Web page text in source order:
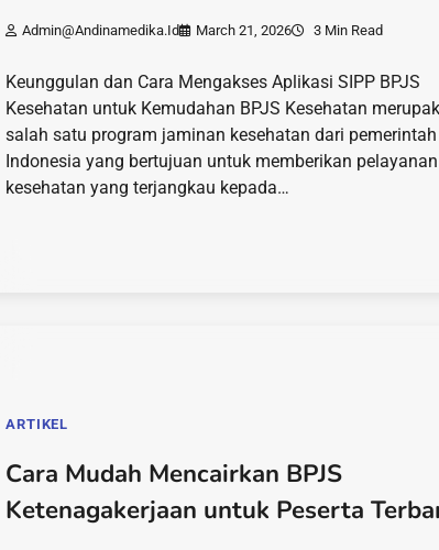
Admin@andinamedika.id March 21, 2026 3 Min Read
Keunggulan dan Cara Mengakses Aplikasi SIPP BPJS
Kesehatan untuk Kemudahan BPJS Kesehatan
salah satu program jaminan kesehatan dari pemerintah
Indonesia yang bertujuan untuk memberikan pelayanan
kesehatan yang terjangkau kepada…
ARTIKEL
Cara Mudah Mencairkan BPJS
Ketenagakerjaan untuk Peserta